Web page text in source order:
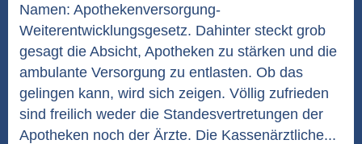
Namen: Apothekenversorgung-
Weiterentwicklungsgesetz. Dahinter steckt grob
gesagt die Absicht, Apotheken zu stärken und die
ambulante Versorgung zu entlasten. Ob das
gelingen kann, wird sich zeigen. Völlig zufrieden
sind freilich weder die Standesvertretungen der
Apotheken noch der Ärzte. Die Kassenärztliche...